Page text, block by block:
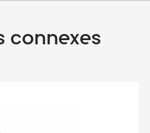
connexes